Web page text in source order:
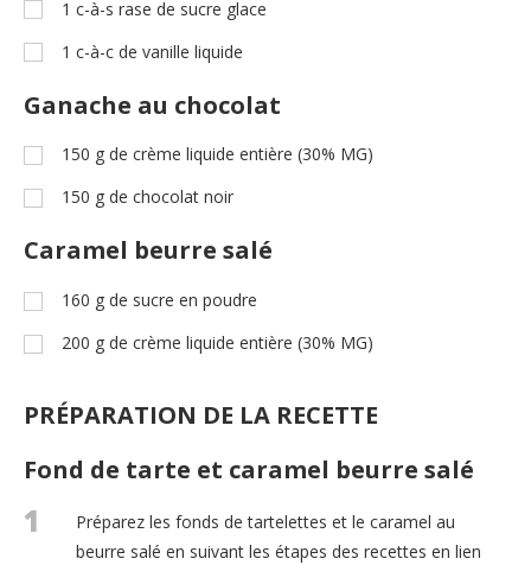
1 c-à-s rase de sucre glace
1 c-à-c de vanille liquide
Ganache au chocolat
150 g de crème liquide entière (30% MG)
150 g de chocolat noir
Caramel beurre salé
160 g de sucre en poudre
200 g de crème liquide entière (30% MG)
PRÉPARATION DE LA RECETTE
Fond de tarte et caramel beurre salé
1
Préparez les fonds de tartelettes et le caramel au
beurre salé en suivant les étapes des recettes en lien